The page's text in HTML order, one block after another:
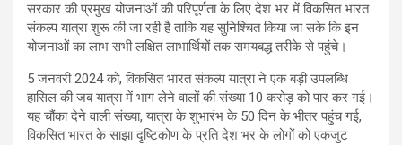
सरकार की प्रमुख योजनाओं की परिपूर्णता के लिए देश भर में विकसित भारत
संकल्प यात्रा शुरू की जा रही है ताकि यह सुनिश्चित किया जा सके कि इन
योजनाओं का लाभ सभी लक्षित लाभार्थियों तक समयबद्ध तरीके से पहुंचे।
5 जनवरी 2024 को, विकसित भारत संकल्प यात्रा ने एक बड़ी उपलब्धि
हासिल की जब यात्रा में भाग लेने वालों की संख्या 10 करोड़ को पार कर गई।
यह चौंका देने वाली संख्या, यात्रा के शुभारंभ के 50 दिन के भीतर पहुंच गई,
विकसित भारत के साझा दृष्टिकोण के प्रति देश भर के लोगों को एकजुट